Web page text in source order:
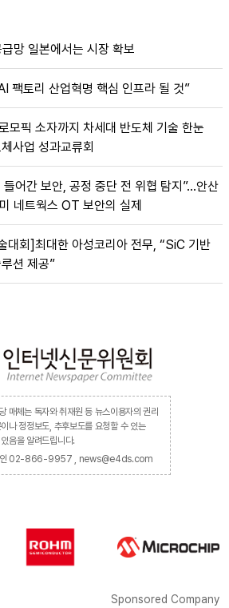
망 일본에서는 시장 확보
팩토리 산업혁명 핵심 인프라 될 것”
모픽 소자까지 차세대 반도체 기술 한눈
사업 성과교류회
어간 보안, 공정 중단 전 위협 탐지”…안산
네트웍스 OT 보안의 실제
대회]최대한 아성코리아 전무, “SiC 기반
션 제공”
당 매체는 독자와 취재원 등 뉴스이용자의 권리
나 정정보도, 추후보도를 요청할 수 있는
음을 알려드립니다.
인 02-866-9957 , news@e4ds.com
Sponsored Company